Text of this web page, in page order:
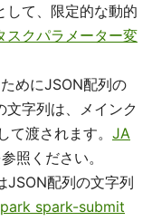
して、限定的な動的
スクパラメーター変
めにJSON配列の
字列は、メインク
渡されます。 JA
照ください。
JSON配列の文字列
spark-submit